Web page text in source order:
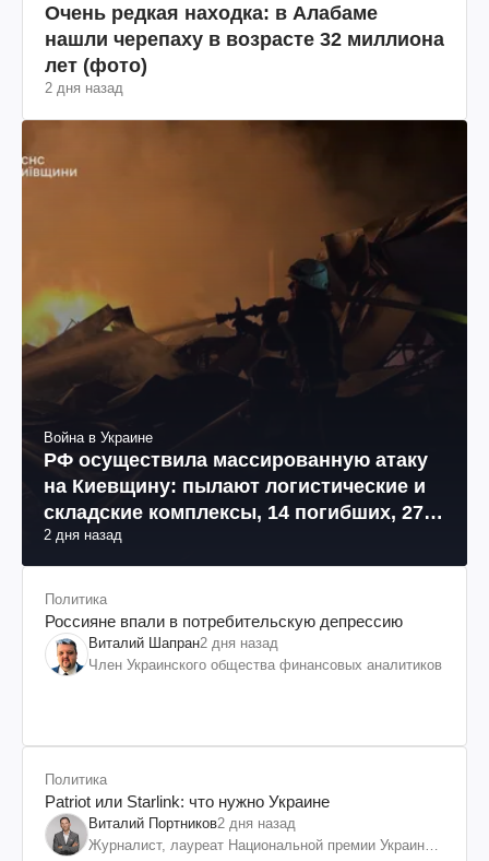
Очень редкая находка: в Алабаме
нашли черепаху в возрасте 32 миллиона
лет (фото)
2 дня назад
Война в Украине
РФ осуществила массированную атаку
на Киевщину: пылают логистические и
складские комплексы, 14 погибших, 27
раненых (фото, видео)
2 дня назад
Политика
Россияне впали в потребительскую депрессию
Виталий Шапран2 дня назад
Член Украинского общества финансовых аналитиков
Политика
Patriot или Starlink: что нужно Украине
Виталий Портников2 дня назад
Журналист, лауреат Национальной премии Украины